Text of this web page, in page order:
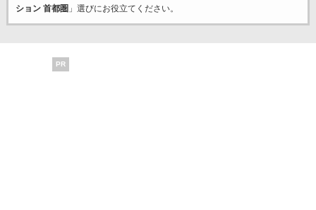
ション 首都圏 」選びにお役立てください。
PR